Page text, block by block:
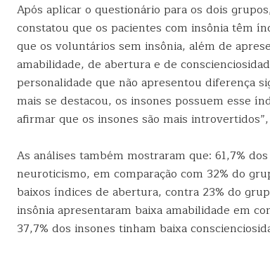
Após aplicar o questionário para os dois
constatou que os pacientes com insônia têm
que os voluntários sem insônia, além de
amabilidade, de abertura e de
personalidade que não apresentou diferença
mais se destacou, os insones possuem esse
afirmar que os insones são mais
As análises também mostraram que: 61,7%
neuroticismo, em comparação com 32% do
baixos índices de abertura, contra 23% do
insônia apresentaram baixa amabilidade em
37,7% dos insones tinham baixa